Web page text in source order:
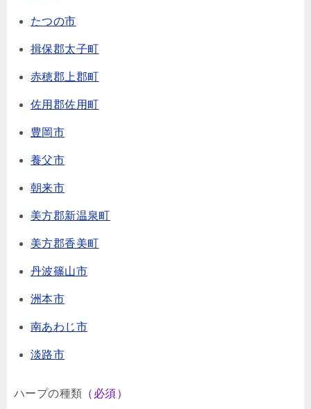
たつの市
揖保郡太子町
赤穂郡上郡町
佐用郡佐用町
豊岡市
養父市
朝来市
美方郡新温泉町
美方郡香美町
丹波篠山市
洲本市
南あわじ市
淡路市
ハープの種類 （必須）